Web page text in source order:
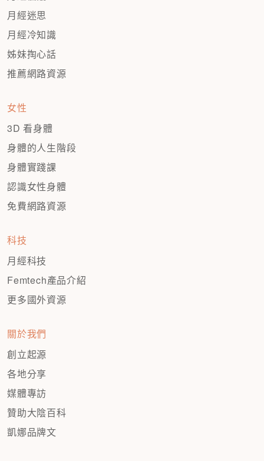
月經迷思
月經冷知識
姊妹掏心話
推薦網路資源
女性
3D 看身體
身體的人生階段
身體實踐課
認識女性身體
免費網路資源
科技
月經科技
Femtech產品介紹
更多國外資源
關於我們
創立起源
各地分享
媒體專訪
贊助大陰百科
凱娜品牌文